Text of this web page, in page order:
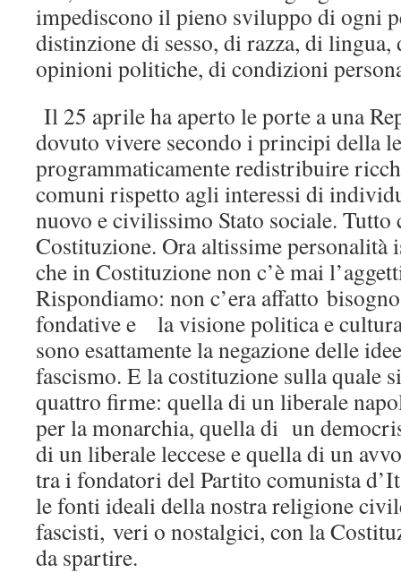
impediscono il pieno sviluppo di ogni
distinzione di sesso, di razza, di
opinioni politiche, di condizioni
Il 25 aprile ha aperto le porte a una
dovuto vivere secondo i principi della
programmaticamente redistribuire
comuni rispetto agli interessi di
nuovo e civilissimo Stato sociale. Tutto
Costituzione. Ora altissime
che in Costituzione non c’è mai
Rispondiamo: non c’era affatto
fondative e la visione politica e
sono esattamente la negazione delle
fascismo. E la costituzione sulla quale
quattro firme: quella di un liberale
per la monarchia, quella di un
di un liberale leccese e quella di un
tra i fondatori del Partito comunista
le fonti ideali della nostra religione
fascisti, veri o nostalgici, con la
da spartire.